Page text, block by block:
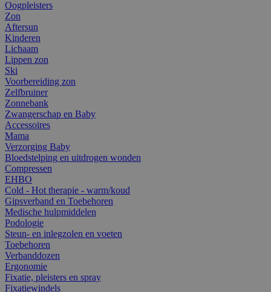
Oogpleisters
Zon
Aftersun
Kinderen
Lichaam
Lippen zon
Ski
Voorbereiding zon
Zelfbruiner
Zonnebank
Zwangerschap en Baby
Accessoires
Mama
Verzorging Baby
Bloedstelping en uitdrogen wonden
Compressen
EHBO
Cold - Hot therapie - warm/koud
Gipsverband en Toebehoren
Medische hulpmiddelen
Podologie
Steun- en inlegzolen en voeten
Toebehoren
Verbanddozen
Ergonomie
Fixatie, pleisters en spray
Fixatiewindels